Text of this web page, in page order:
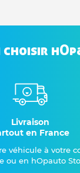
choisir
Livraison
en France
véhicule à votre
ou en hOpauto